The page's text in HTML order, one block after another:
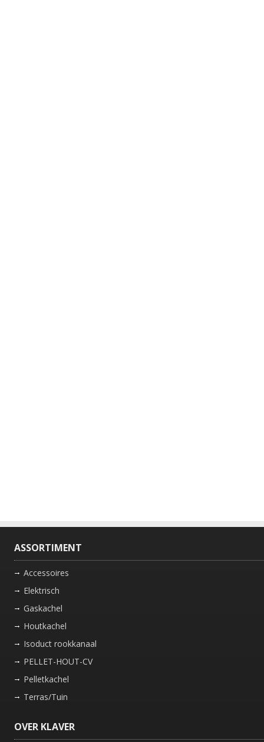
ASSORTIMENT
Accessoires
Elektrisch
Gaskachel
Houtkachel
Isoduct rookkanaal
PELLET-HOUT-CV
Pelletkachel
Terras/Tuin
OVER KLAVER